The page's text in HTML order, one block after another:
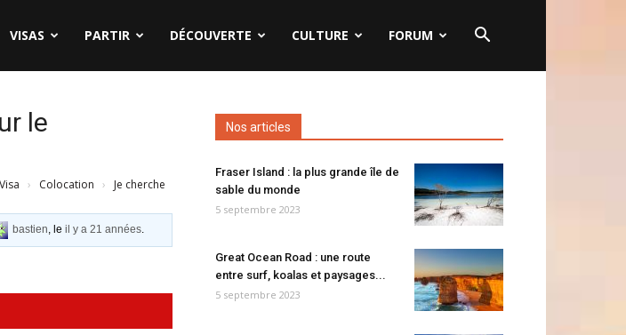
VISAS PARTIR DÉCOUVERTE CULTURE FORUM
le
› Colocation ›
Je cherche
bastien, leil y a 21 années.
Nos articles
Fraser Island : la plus grande île de
sable du monde
5 septembre 2023
Great Ocean Road : une route
entre surf, koalas et paysages...
5 septembre 2023